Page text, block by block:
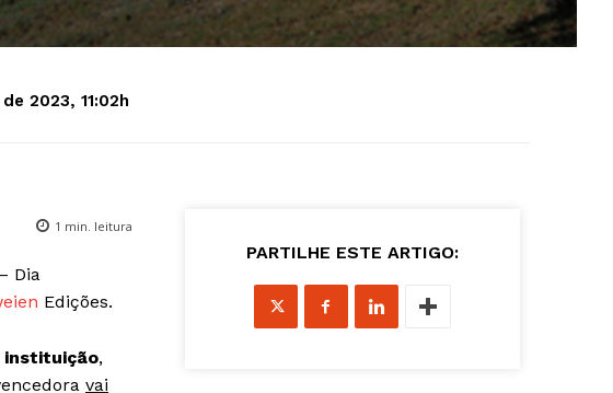
2023, 11:02h
1 min. leitura
Dia
Edições.
instituição,
vai
PARTILHE ESTE ARTIGO: